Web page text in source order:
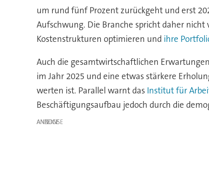
um rund fünf Prozent zurückgeht und erst
Aufschwung. Die Branche spricht daher
Kostenstrukturen optimieren und ihre
Auch die gesamtwirtschaftlichen
im Jahr 2025 und eine etwas stärkere
werten ist. Parallel warnt das Institut für
Beschäftigungsaufbau jedoch durch die
ANZEIGE